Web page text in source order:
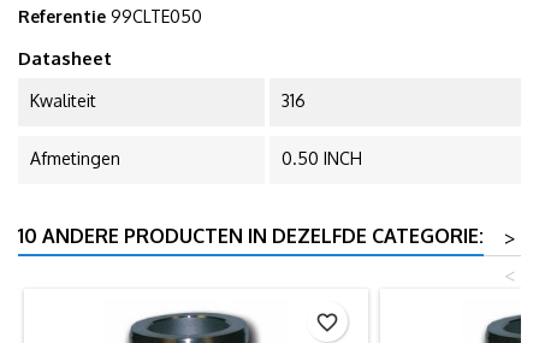
Referentie 99CLTE050
Datasheet
Kwaliteit 316
Afmetingen 0.50 INCH
10 ANDERE PRODUCTEN IN DEZELFDE CATEGORIE:
>
<
favorite_border